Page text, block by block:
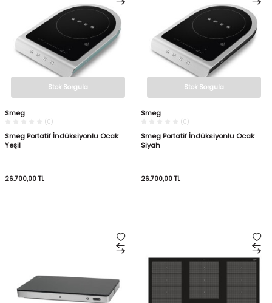
Stok Sorgula
Smeg
(0)
Smeg Portatif İndüksiyonlu Ocak
Yeşil
26.700,00 TL
Stok Sorgula
Smeg
(0)
Smeg Portatif İndüksiyonlu Ocak
Siyah
26.700,00 TL